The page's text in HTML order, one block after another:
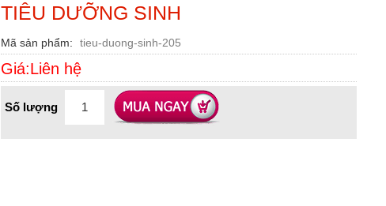
TIÊU DƯỠNG SINH
Mã sản phẩm tieu-duong-sinh-205
Giá:Liên hệ
Số lượng